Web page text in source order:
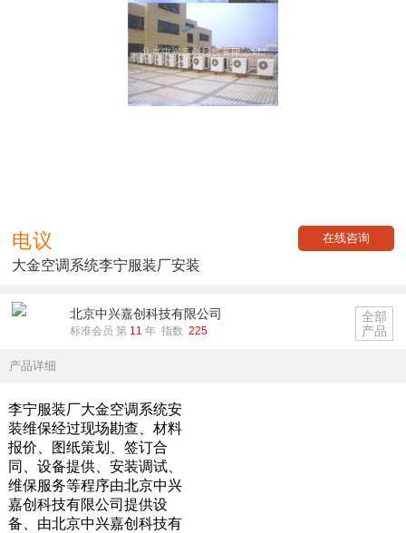
电议 在线咨询
大金空调系统李宁服装厂安装
北京中兴嘉创科技有限公司
标准会员 第 11 年 指数 225
全部
产品
产品详细
李宁服装厂大金空调系统安
装维保经过现场勘查、材料
报价、图纸策划、签订合
同、设备提供、安装调试、
维保服务等程序由北京中兴
嘉创科技有限公司 提供设
备、由北京中兴嘉创科技有